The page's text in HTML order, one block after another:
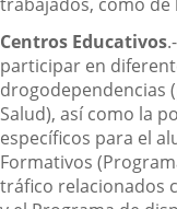
Centros Educativos
participar en
drogodependencias
Salud), así como la
específicos para el
Formativos
tráfico relacionados